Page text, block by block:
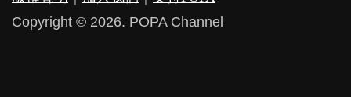
Copyright © 2026. POPA Channel